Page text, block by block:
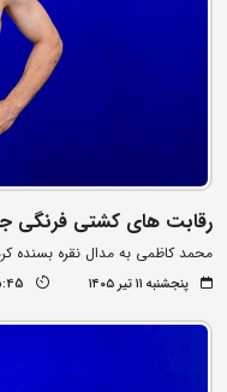
رقابت های کشتی فرنگی
محمد کاظمی به مدال نقره بسنده
پنجشنبه ۱۱ تیر ۱۴۰۵